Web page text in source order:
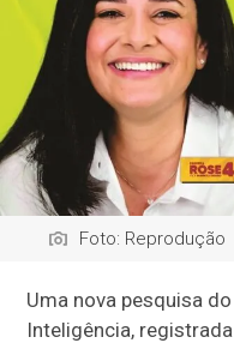
Foto: Reprodução
Uma nova pesquisa
Inteligência,